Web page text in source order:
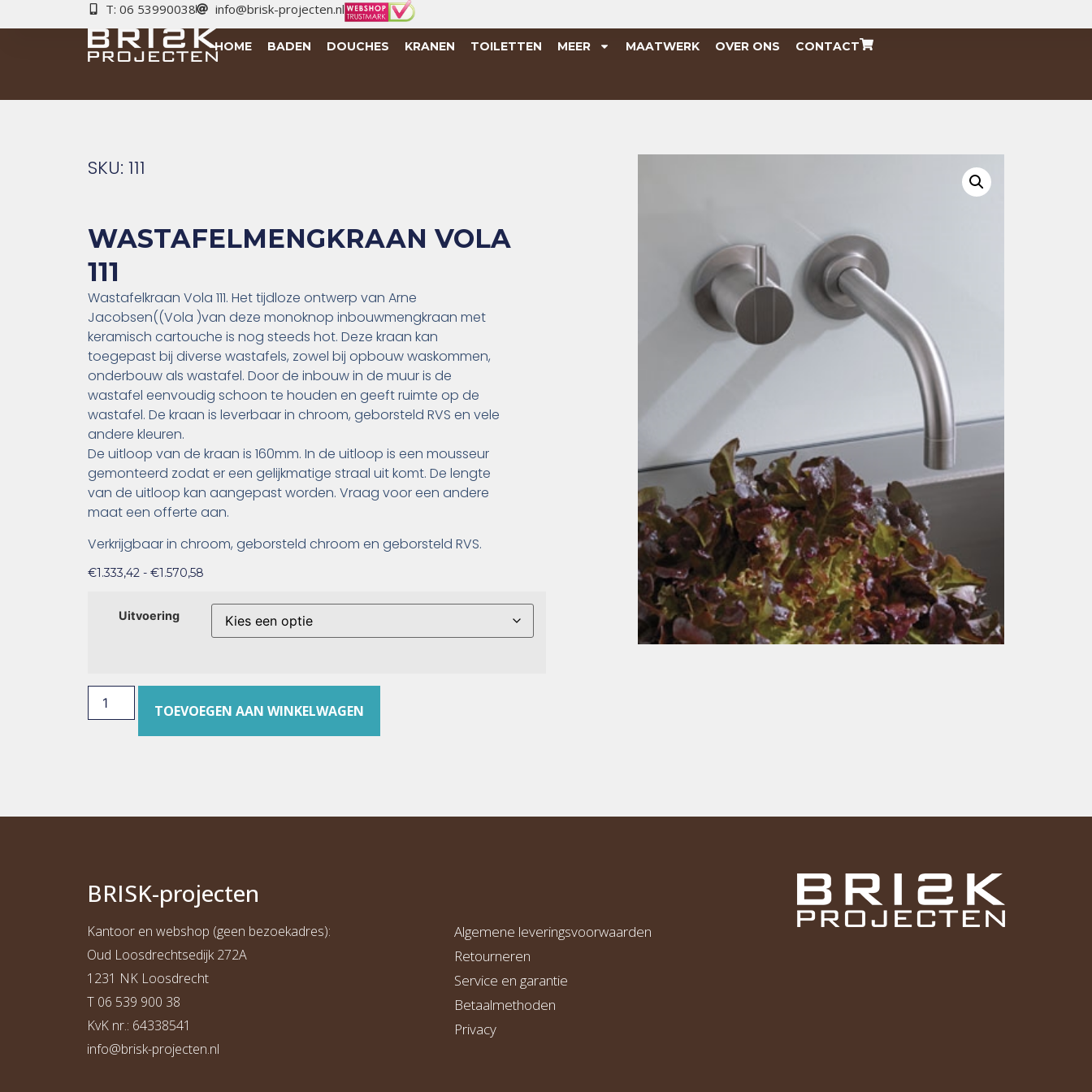
T: 06 53990038 info@brisk-projecten.nl
HOME BADEN DOUCHES KRANEN TOILETTEN MEER MAATWERK OVER ONS CONTACT
SKU: 111
WASTAFELMENGKRAAN VOLA
111
Wastafelkraan Vola 111. Het tijdloze ontwerp van Arne
Jacobsen((Vola )van deze monoknop inbouwmengkraan met
keramisch cartouche is nog steeds hot. Deze kraan kan
toegepast bij diverse wastafels, zowel bij opbouw waskommen,
onderbouw als wastafel. Door de inbouw in de muur is de
wastafel eenvoudig schoon te houden en geeft ruimte op de
wastafel. De kraan is leverbaar in chroom, geborsteld RVS en vele
andere kleuren.
De uitloop van de kraan is 160mm. In de uitloop is een mousseur
gemonteerd zodat er een gelijkmatige straal uit komt. De lengte
van de uitloop kan aangepast worden. Vraag voor een andere
maat een offerte aan.
Verkrijgbaar in chroom, geborsteld chroom en geborsteld RVS.
€1.333,42 - €1.570,58
Uitvoering
TOEVOEGEN AAN WINKELWAGEN
BRISK-projecten
Kantoor en webshop (geen bezoekadres):
Oud Loosdrechtsedijk 272A
1231 NK Loosdrecht
T 06 539 900 38
KvK nr.: 64338541
info@brisk-projecten.nl
Algemene leveringsvoorwaarden
Retourneren
Service en garantie
Betaalmethoden
Privacy